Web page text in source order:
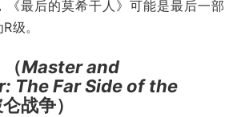
《最后的莫希干人》可能是最后一部
级。
（Master and
The Far Side of the
战争）